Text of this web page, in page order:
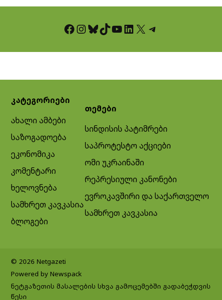
Facebook InstagramBluesky TikTok YouTube LinkedIn X Telegram
კატეგორიები
ახალი ამბები
საზოგადოება
ეკონომიკა
კომენტარი
ხელოვნება
სამხრეთ კავკასია
ბლოგები
თემები
სინდისის პატიმრები
საპროტესტო აქციები
ომი უკრაინაში
რეპრესიული კანონები
ევროკავშირი და საქართველო
სამხრეთ კავკასია
© 2026 Netgazeti
Powered by Newspack
ნეტგაზეთის მასალების სხვა გამოცემებში გადაბეჭდვის
წესი